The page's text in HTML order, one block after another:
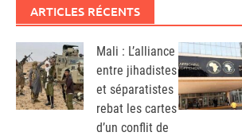
ARTICLES RÉCENTS
Mali : L’alliance
entre jihadistes
et séparatistes
rebat les cartes
d’un conflit de